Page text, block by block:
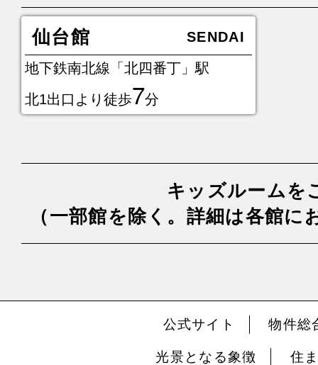
仙台館
SENDAI
地下鉄南北線「北四番丁」駅
北1出口より徒歩7分
キッズルームを
（一部館を除く。詳細は各館
公式サイト 物件総
光景となる象徴 住